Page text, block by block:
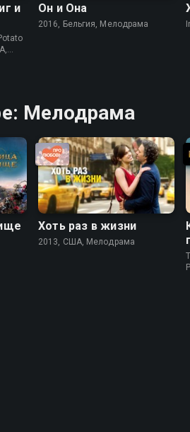
и
Он и Она
2016, Бельгия, Мелодрама
Мелодрама
Хоть раз в жизни
2013, США, Мелодрама